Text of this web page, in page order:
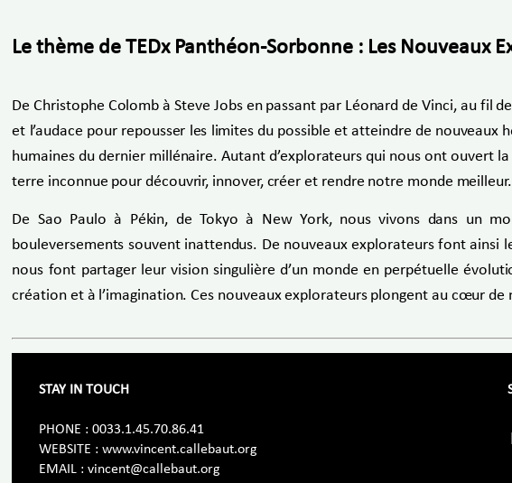
Le thème de TEDx Panthéon-Sorbonne : Les Nouveaux
De Christophe Colomb à Steve Jobs en passant par Léonard de Vinci, au fil
et l’audace pour repousser les limites du possible et atteindre de
humaines du dernier millénaire. Autant d’explorateurs qui nous ont ouvert
terre inconnue pour découvrir, innover, créer et rendre notre monde meilleur.
De Sao Paulo à Pékin, de Tokyo à New York, nous vivons dans un
bouleversements souvent inattendus. De nouveaux explorateurs font
nous font partager leur vision singulière d’un monde en perpétuelle
création et à l’imagination. Ces nouveaux explorateurs plongent au cœur
STAY IN TOUCH
PHONE : 0033.1.45.70.86.41
WEBSITE : www.vincent.callebaut.org
EMAIL : vincent@callebaut.org